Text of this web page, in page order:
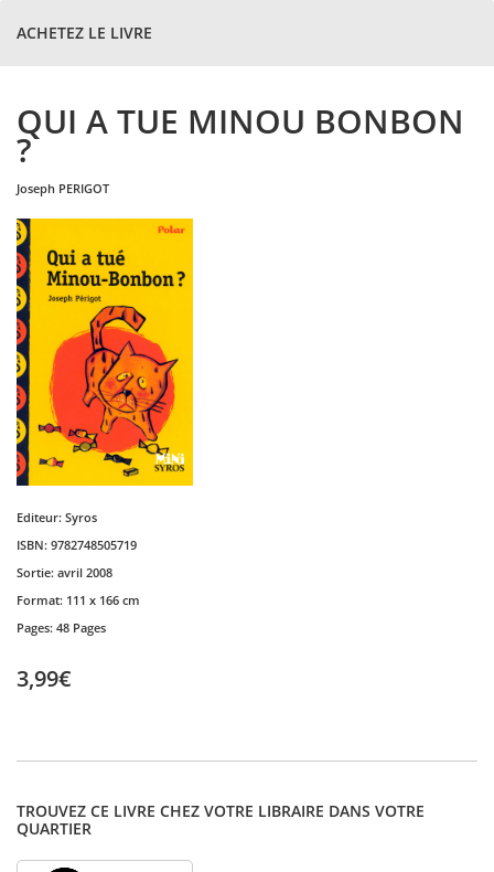
ACHETEZ LE LIVRE
QUI A TUE MINOU BONBON
?
joseph PERIGOT
Editeur: Syros
ISBN: 9782748505719
Sortie: avril 2008
Format: 111 x 166 cm
Pages: 48 Pages
3,99€
TROUVEZ CE LIVRE CHEZ VOTRE LIBRAIRE DANS VOTRE
QUARTIER